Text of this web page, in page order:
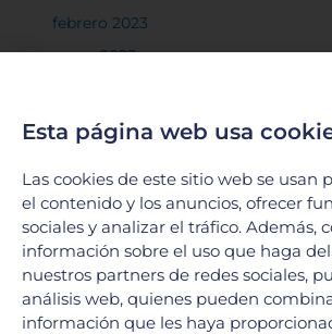
febrero 2023
enero 2023
noviembre 2022
septiembre 2022
agosto 2022
julio 2022
junio 2022
mayo 2022
Esta página web usa
Las cookies de este sitio web se usan
el contenido y los anuncios, ofrecer
sociales y analizar el tráfico. Además,
información sobre el uso que haga
nuestros partners de redes sociales,
análisis web, quienes pueden
información que les haya